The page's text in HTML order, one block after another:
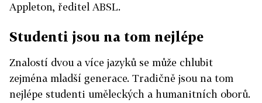
Appleton, ředitel ABSL.
Studenti jsou na tom nejlépe
Znalostí dvou a více jazyků se může chlubit
zejména mladší generace. Tradičně jsou na tom
nejlépe studenti uměleckých a humanitních oborů.